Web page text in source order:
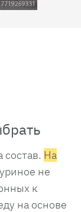
На
не
к
на основе